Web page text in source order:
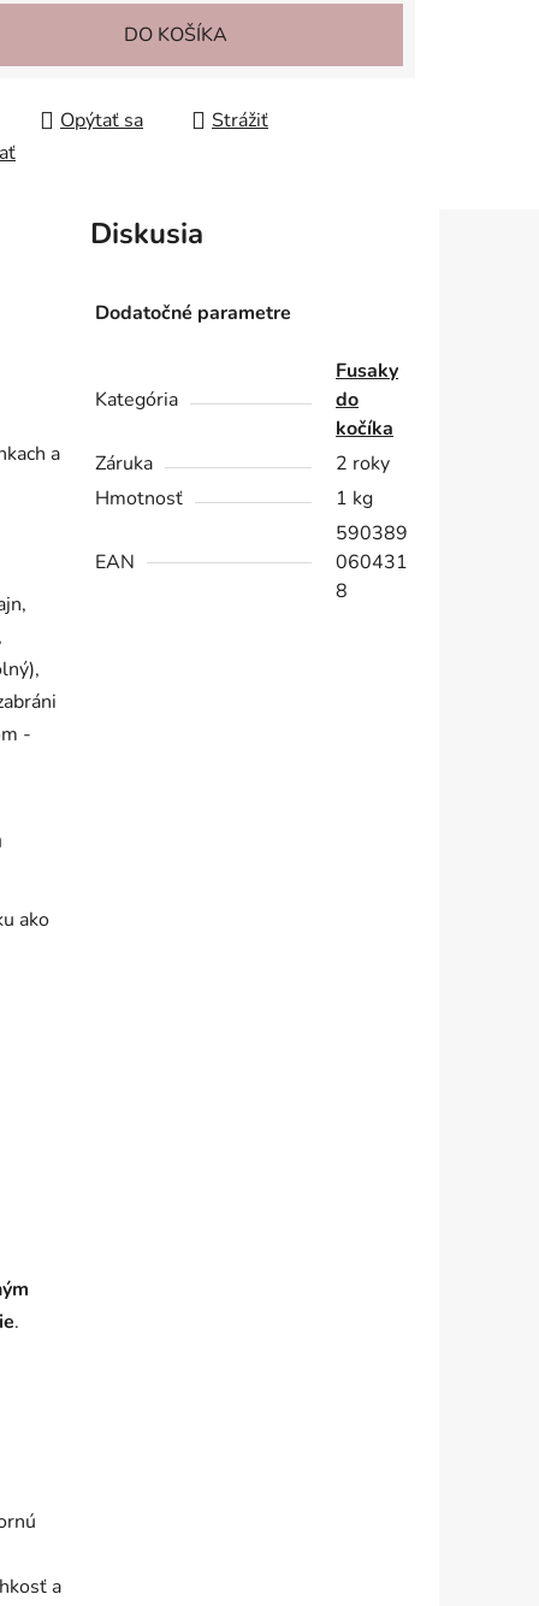
DO KOŠÍKA
Opýtať sa
Strážiť
Diskusia
a
-
ako
.
a
Dodatočné parametre
Kategória
Fusaky
do
kočíka
Záruka
2 roky
Hmotnosť
1 kg
EAN
590389
060431
8